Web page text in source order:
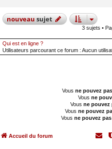
nouveausujet
3 sujets •
Qui est en ligne ?
Utilisateurs parcourant ce forum : Aucun
Vous ne pouvez pas
Vous ne
Vous ne pouvez
Vous ne pouvez
Vous ne pouvez pas
Accueil du forum